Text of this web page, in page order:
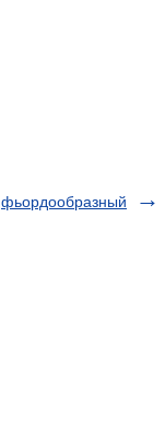
фьордообразный